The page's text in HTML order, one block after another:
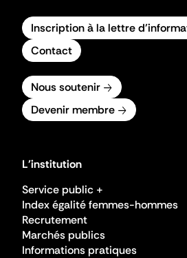
Inscription à la lettre
Contact
Nous soutenir
Devenir membre
L'institution
Service public +
Index égalité femmes-hommes
Recrutement
Marchés publics
Informations pratiques